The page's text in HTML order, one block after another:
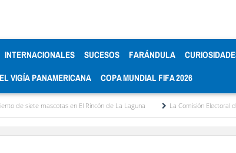
INTERNACIONALES SUCESOS FARÁNDULA
EL VIGÍA PANAMERICANA COPA MUNDIAL FIFA 2026
El Rincón de La Laguna La Comisión Electoral del Colegio de